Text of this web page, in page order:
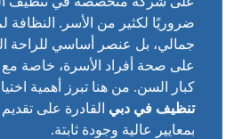
ضروريًا لكثير من الأسر. النظافة
جمالي، بل عنصر أساسي للراحة
على صحة أفراد الأسرة، خاصة مع
كبار السن. من هنا تبرز أهمية
تنظيف في دبي القادرة على
بمعايير عالية وجودة ثابتة.